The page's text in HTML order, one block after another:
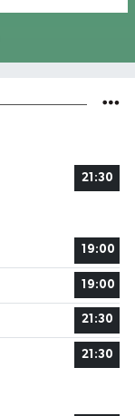
21:30
19:00
19:00
21:30
21:30